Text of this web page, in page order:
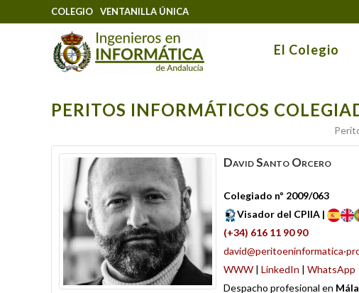
COLEGIO VENTANILLA ÚNICA
El Colegio
PERITOS INFORMÁTICOS
DavidSanto Orcero
Colegiado nº 2009/063
Visador del CPIIA |
(+34) 616 11 90 90
WWW | LinkedIn | WhatsApp
Despacho profesional en